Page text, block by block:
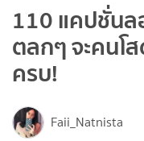
110 แคปชั่น
ตลกๆ จะคนโ
ครบ!
Faii_Natnista